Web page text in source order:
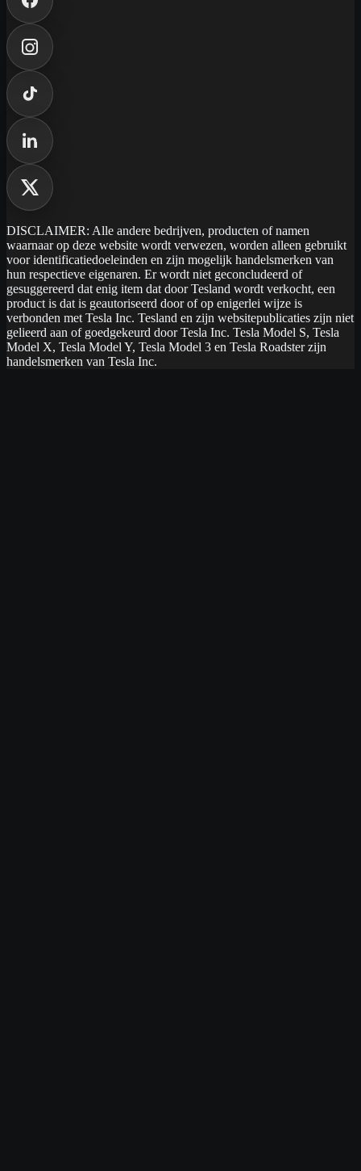
DISCLAIMER: Alle andere bedrijven, producten of namen
waarnaar op deze website wordt verwezen, worden alleen gebruikt
voor identificatiedoeleinden en zijn mogelijk handelsmerken van
hun respectieve eigenaren. Er wordt niet geconcludeerd of
gesuggereerd dat enig item dat door Tesland wordt verkocht, een
product is dat is geautoriseerd door of op enigerlei wijze is
verbonden met Tesla Inc. Tesland en zijn websitepublicaties zijn niet
gelieerd aan of goedgekeurd door Tesla Inc. Tesla Model S, Tesla
Model X, Tesla Model Y, Tesla Model 3 en Tesla Roadster zijn
handelsmerken van Tesla Inc.